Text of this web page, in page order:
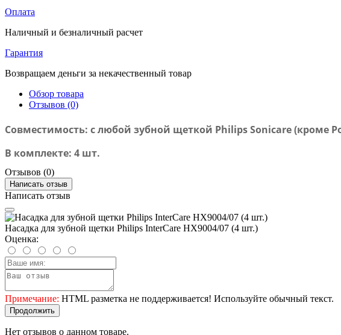
Оплата
Наличный и безналичный расчет
Гарантия
Возвращаем деньги за некачественный товар
Обзор товара
Отзывов (0)
Совместимость: с любой зубной щеткой Philips Sonicare (кроме
В комплекте: 4 шт.
Отзывов (0)
Написать отзыв
Написать отзыв
Насадка для зубной щетки Philips InterCare HX9004/07 (4 шт.)
Оценка:
Примечание: HTML разметка не поддерживается! Используйте обычный текст.
Продолжить
Нет отзывов о данном товаре.